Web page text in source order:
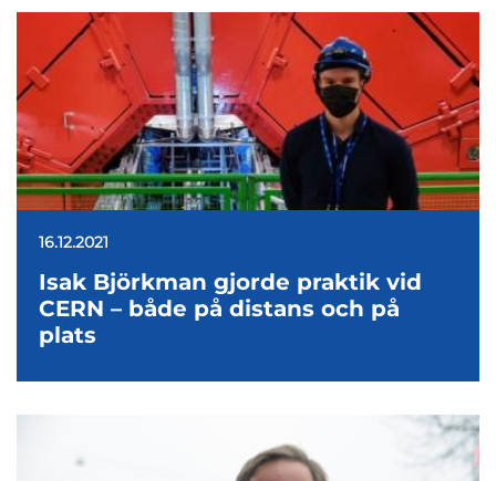
16.12.2021
Isak Björkman gjorde praktik vid
CERN – både på distans och på
plats